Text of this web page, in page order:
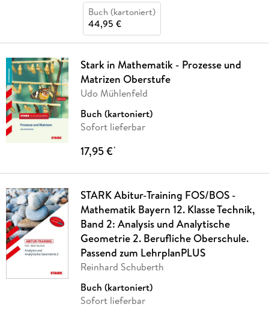
Buch (kartoniert)
44,95 €
Stark in Mathematik - Prozesse und
Matrizen Oberstufe
Udo Mühlenfeld
Buch (kartoniert)
Sofort lieferbar
17,95 €*
STARK Abitur-Training FOS/BOS -
Mathematik Bayern 12. Klasse Technik,
Band 2: Analysis und Analytische
Geometrie 2. Berufliche Oberschule.
Passend zum LehrplanPLUS
Reinhard Schuberth
Buch (kartoniert)
Sofort lieferbar